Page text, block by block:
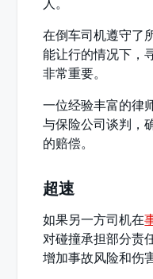
人。
在倒车司机遵守了
能让行的情况下，
非常重要。
一位经验丰富的律
与保险公司谈判，
的赔偿。
超速
如果另一方司机在
对碰撞承担部分责
增加事故风险和伤